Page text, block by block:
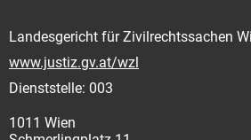
Landesgericht für Zivilrechtssachen
www.justiz.gv.at/wzl
Dienststelle: 003
1011 Wien